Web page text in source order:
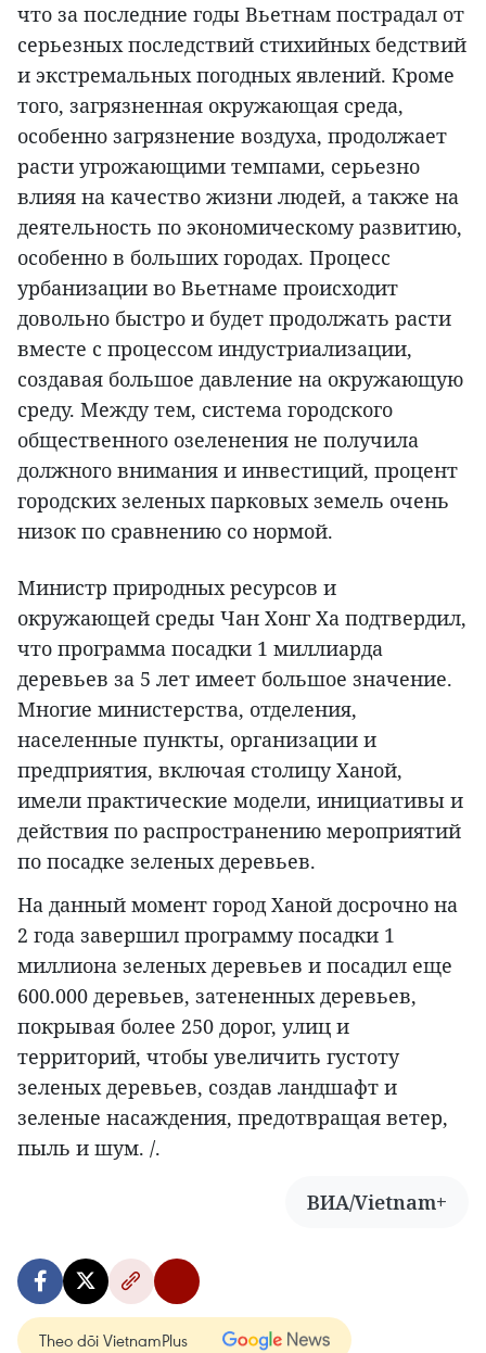
что за последние годы Вьетнам пострадал от
серьезных последствий стихийных бедствий
и экстремальных погодных явлений. Кроме
того, загрязненная окружающая среда,
особенно загрязнение воздуха, продолжает
расти угрожающими темпами, серьезно
влияя на качество жизни людей, а также на
деятельность по экономическому развитию,
особенно в больших городах. Процесс
урбанизации во Вьетнаме происходит
довольно быстро и будет продолжать расти
вместе с процессом индустриализации,
создавая большое давление на окружающую
среду. Между тем, система городского
общественного озеленения не получила
должного внимания и инвестиций, процент
городских зеленых парковых земель очень
низок по сравнению со нормой.
Министр природных ресурсов и
окружающей среды Чан Хонг Ха подтвердил,
что программа посадки 1 миллиарда
деревьев за 5 лет имеет большое значение.
Многие министерства, отделения,
населенные пункты, организации и
предприятия, включая столицу Ханой,
имели практические модели, инициативы и
действия по распространению мероприятий
по посадке зеленых деревьев.
На данный момент город Ханой досрочно на
2 года завершил программу посадки 1
миллиона зеленых деревьев и посадил еще
600.000 деревьев, затененных деревьев,
покрывая более 250 дорог, улиц и
территорий, чтобы увеличить густоту
зеленых деревьев, создав ландшафт и
зеленые насаждения, предотвращая ветер,
пыль и шум. /.
ВИА/Vietnam+
Theo dõi VietnamPlus